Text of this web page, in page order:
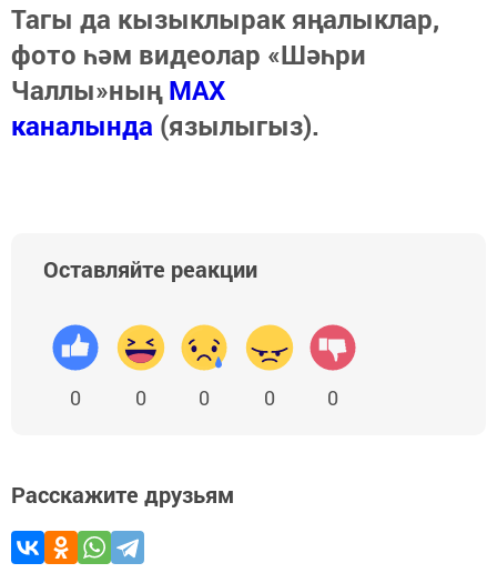
Тагы да кызыклырак яңалыклар,
фото һәм видеолар «Шәһри
Чаллы»ныңMAX
каналында (язылыгыз).
Оставляйте реакции
0 0 0 0 0
Расскажите друзьям